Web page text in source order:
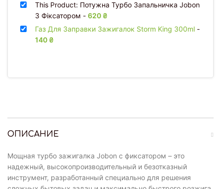
ОПИСАНИЕ
Мощная турбо зажигалка Jobon с фиксатором – это
надежный, высокопроизводительный и безотказный
инструмент, разработанный специально для решения
This Product: Потужна Турбо Запальничка Jobon
З Фіксатором - 620 ₴
Газ Для Заправки Зажигалок Storm King 300ml -
140 ₴